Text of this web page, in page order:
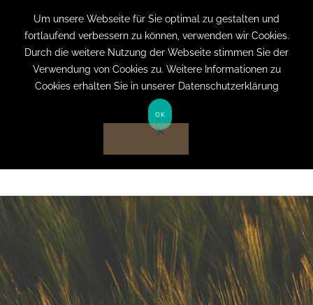
+49 (0) 151 19079060 info@privatpraxis-
bertram.de
Anmelden auf Website
Um unsere Webseite für Sie optimal zu gestalten und
fortlaufend verbessern zu können, verwenden wir Cookies.
Durch die weitere Nutzung der Webseite stimmen Sie der
Verwendung von Cookies zu. Weitere Informationen zu
Cookies erhalten Sie in unserer Datenschutzerklärung
OK